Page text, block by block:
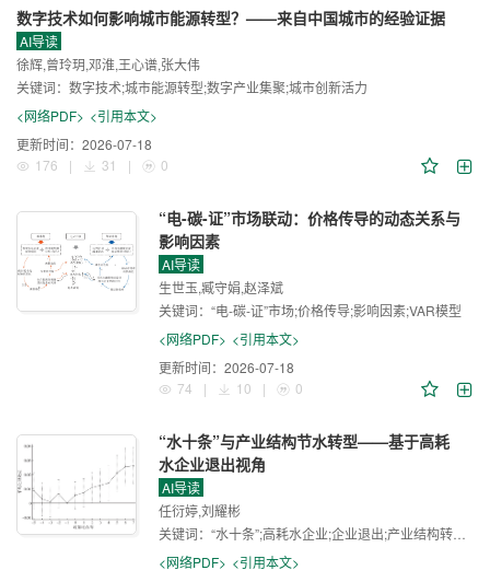
数字技术如何影响城市能源转型？——来自中国城市的经验证据
AI导读
徐辉,曾玲玥,邓淮,王心谱,张大伟
关键词： 数字技术;城市能源转型;数字产业集聚;城市创新活力
<网络PDF> <引用本文>
更新时间： 2026-07-18
176
| 31 | 0
“电-碳-证”市场联动：价格传导的动态关系与
影响因素
AI导读
生世玉,臧守娟,赵泽斌
关键词： “电-碳-证”市场;价格传导;影响因素;VAR模型
<网络PDF> <引用本文>
更新时间： 2026-07-18
74
| 10 | 0
“水十条”与产业结构节水转型——基于高耗
水企业退出视角
AI导读
任衍婷,刘耀彬
关键词： “水十条”;高耗水企业;企业退出;产业结构转型;节水效应;多元共治
<网络PDF> <引用本文>